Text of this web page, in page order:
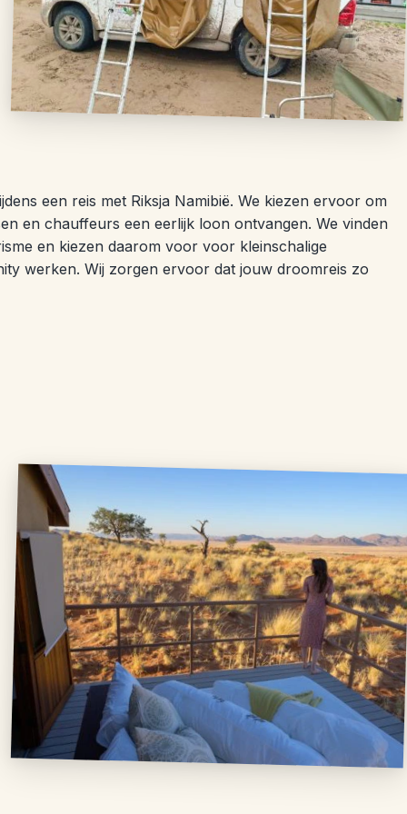
een reis met Riksja Namibië. We kiezen ervoor om
en chauffeurs een eerlijk loon ontvangen. We vinden
en kiezen daarom voor voor kleinschalige
werken. Wij zorgen ervoor dat jouw droomreis zo